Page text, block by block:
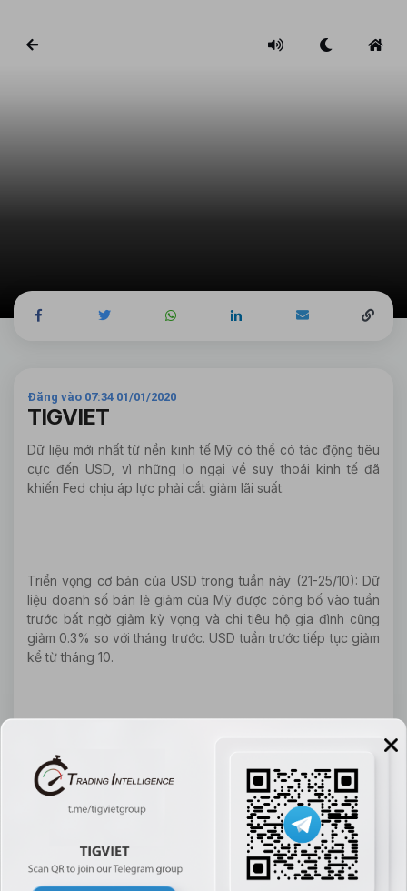
Đăng vào 07:34 01/01/2020
TIGVIET
Dữ liệu mới nhất từ nền kinh tế Mỹ có thể có tác động tiêu
cực đến USD, vì những lo ngại về suy thoái kinh tế đã
khiến Fed chịu áp lực phải cắt giảm lãi suất.
Triển vọng cơ bản của USD trong tuần này (21-25/10): Dữ
liệu doanh số bán lẻ giảm của Mỹ được công bố vào tuần
trước bất ngờ giảm kỳ vọng và chi tiêu hộ gia đình cũng
giảm 0.3% so với tháng trước. USD tuần trước tiếp tục giảm
kể từ tháng 10.
lâu bền của Mỹ vào tháng 9, dự kiến sẽ giảm 0.6% giá trị
ban đầu của các đơn đặt hàng lâu bền trong tháng 9,
ngoại trừ các đơn đặt hàng vốn không phòng thủ (một chỉ
số đầu tư kinh doanh). Nó sẽ giảm 0.1% và giảm 0.6%
trong tháng 8. Dữ liệu kinh tế yếu có thể khiến USD giảm
giá.